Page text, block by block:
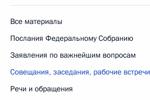
Все материалы
Послания Федеральному Собранию
Заявления по важнейшим вопросам
Совещания, заседания, рабочие встречи
Речи и обращения